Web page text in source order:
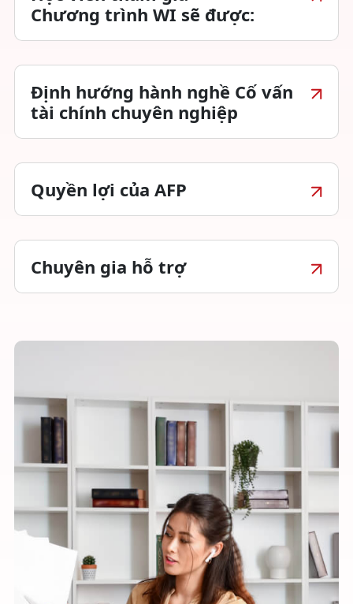
Chương trình WI sẽ được:
Định hướng hành nghề Cố vấn
tài chính chuyên nghiệp
Quyền lợi của AFP
Chuyên gia hỗ trợ